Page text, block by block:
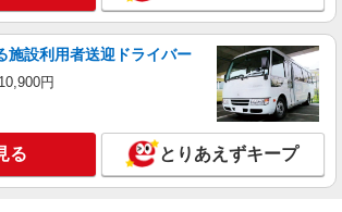
施設利用者送迎ドライバー
円
る とりあえずキープ